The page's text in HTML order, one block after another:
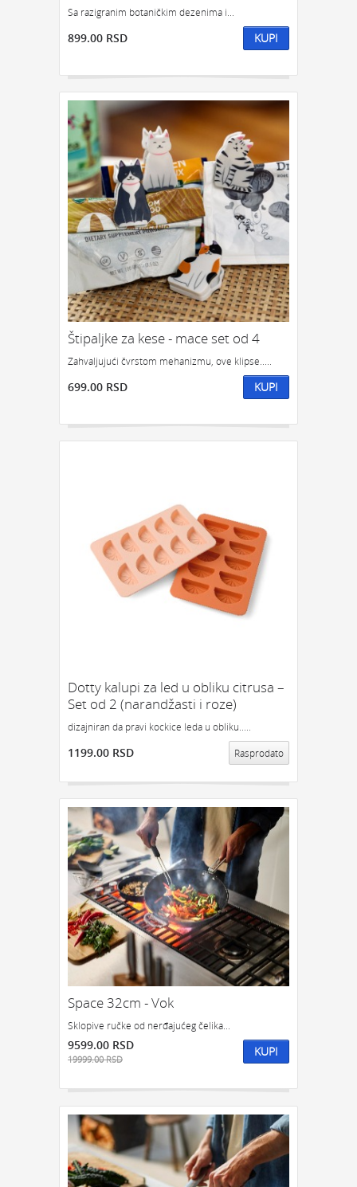
Sa razigranim botaničkim dezenima i...
899.00 RSD KUPI
Štipaljke za kese - mace set od 4
Zahvaljujući čvrstom mehanizmu, ove klipse.....
699.00 RSD KUPI
Dotty kalupi za led u obliku citrusa –
Set od 2 (narandžasti i roze)
dizajniran da pravi kockice leda u obliku.....
1199.00 RSD Rasprodato
Space 32cm - Vok
Sklopive ručke od nerđajućeg čelika...
9599.00 RSD
19999.00 RSD
KUPI